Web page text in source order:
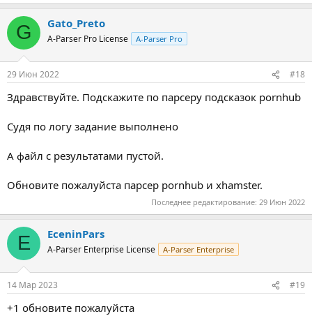
G Gato_Preto
A-Parser Pro License A-Parser Pro
29 Июн 2022 #18
Здравствуйте. Подскажите по парсеру подсказок pornhub
Судя по логу задание выполнено
А файл с результатами пустой.
Обновите пожалуйста парсер pornhub и xhamster.
Последнее редактирование: 29 Июн 2022
E EceninPars
A-Parser Enterprise License A-Parser Enterprise
14 Мар 2023 #19
+1 обновите пожалуйста